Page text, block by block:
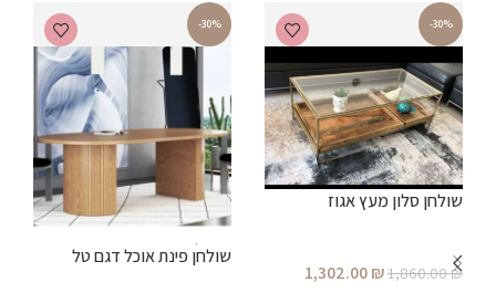
-30%
שולחן סלון מעץ אגוז
1,860.00₪
1,302.00₪
-30%
שולחן פינת אוכל דגם טל